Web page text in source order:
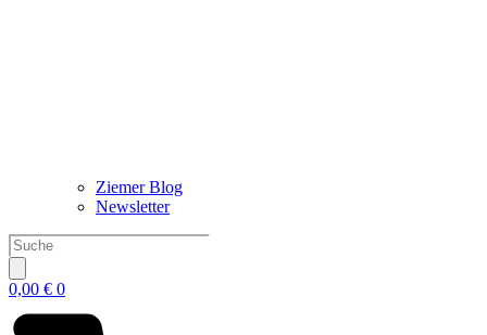
Ziemer Blog
Newsletter
Products
search
0,00 € 0